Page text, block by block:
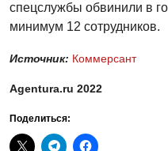
спецслужбы обвинили в
минимум 12 сотрудников.
Источник: Коммерсант
Agentura.ru 2022
Поделиться: